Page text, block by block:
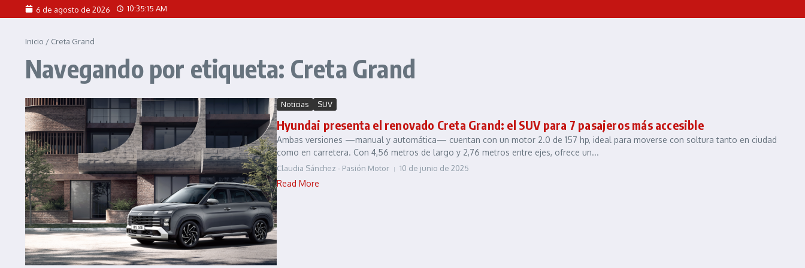
Saltar al contenido6 de agosto de 2026 10:35:15 AM
Inicio / Creta Grand
Navegando por etiqueta: Creta Grand
Noticias SUV
Hyundai presenta el renovado Creta Grand: el SUV para 7 pasajeros más accesible
Ambas versiones —manual y automática— cuentan con un motor 2.0 de 157 hp, ideal para moverse con soltura tanto en ciudad
como en carretera. Con 4,56 metros de largo y 2,76 metros entre ejes, ofrece un...
Claudia Sánchez - Pasión Motor 10 de junio de 2025
Read More